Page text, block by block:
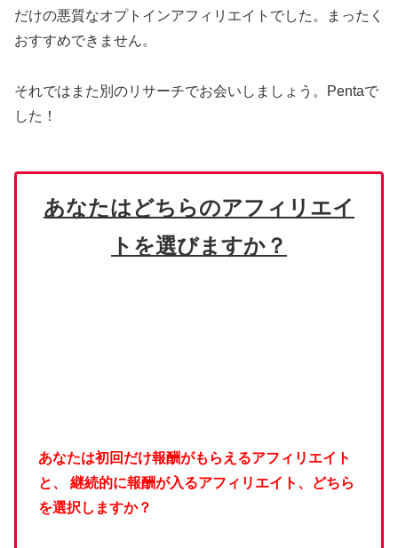
だけの悪質なオプトインアフィリエイトでした。まったく
おすすめできません。
それではまた別のリサーチでお会いしましょう。Pentaで
した！
あなたはどちらのアフィリエイ
トを選びますか？
あなたは初回だけ報酬がもらえるアフィリエイト
と、
継続的に報酬が入るアフィリエイト、どちら
を選択しますか？